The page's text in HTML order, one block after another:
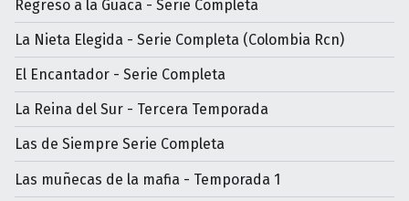
Regreso a la Guaca - Serie Completa
La Nieta Elegida - Serie Completa (Colombia Rcn)
El Encantador - Serie Completa
La Reina del Sur - Tercera Temporada
Las de Siempre Serie Completa
Las muñecas de la mafia - Temporada 1